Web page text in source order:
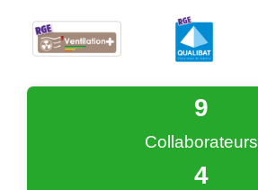
Collaborateurs
9
4